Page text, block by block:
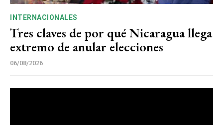
INTERNACIONALES
Tres claves de por qué Nicaragua llega
extremo de anular elecciones
06/08/2026